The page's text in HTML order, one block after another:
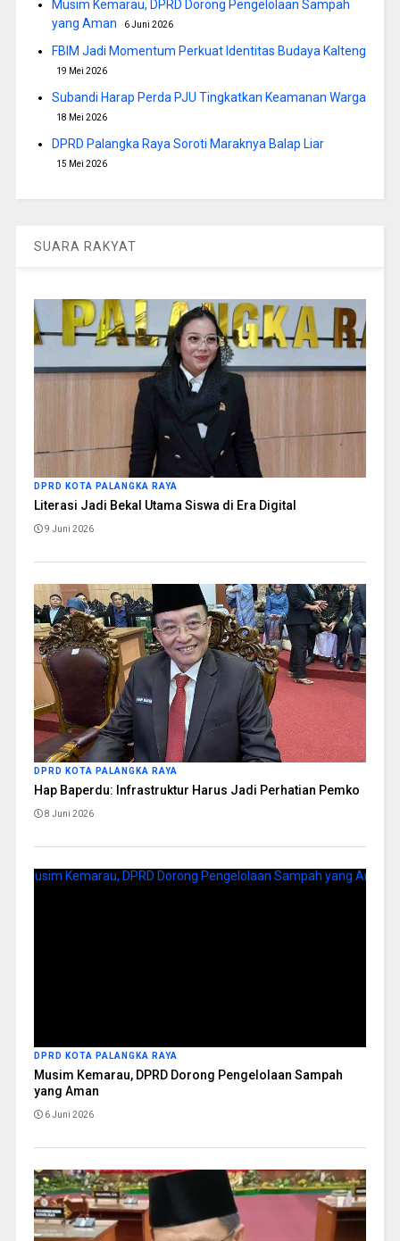
Musim Kemarau, DPRD Dorong Pengelolaan Sampah
yang Aman
6 Juni 2026
FBIM Jadi Momentum Perkuat Identitas Budaya Kalteng
19 Mei 2026
Subandi Harap Perda PJU Tingkatkan Keamanan Warga
18 Mei 2026
DPRD Palangka Raya Soroti Maraknya Balap Liar
15 Mei 2026
SUARA RAKYAT
DPRD KOTA PALANGKA RAYA
Literasi Jadi Bekal Utama Siswa di Era Digital
9 Juni 2026
DPRD KOTA PALANGKA RAYA
Hap Baperdu: Infrastruktur Harus Jadi Perhatian Pemko
8 Juni 2026
DPRD KOTA PALANGKA RAYA
Musim Kemarau, DPRD Dorong Pengelolaan Sampah
yang Aman
6 Juni 2026